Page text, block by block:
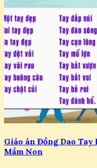
Giáo án Đồng Dao
Mầm Non